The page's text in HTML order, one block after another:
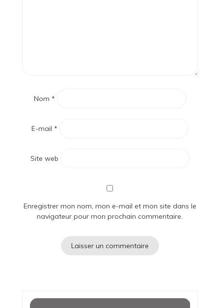
Nom *
E-mail *
Site web
Enregistrer mon nom, mon e-mail et mon site dans le
navigateur pour mon prochain commentaire.